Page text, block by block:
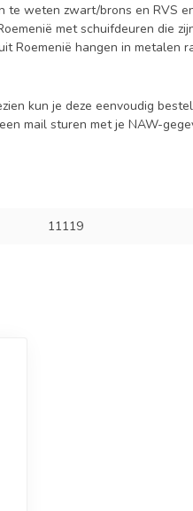
te weten zwart/brons en RVS
met schuifdeuren die
Roemenië hangen in metalen
kun je deze eenvoudig
mail sturen met je NAW-
11119